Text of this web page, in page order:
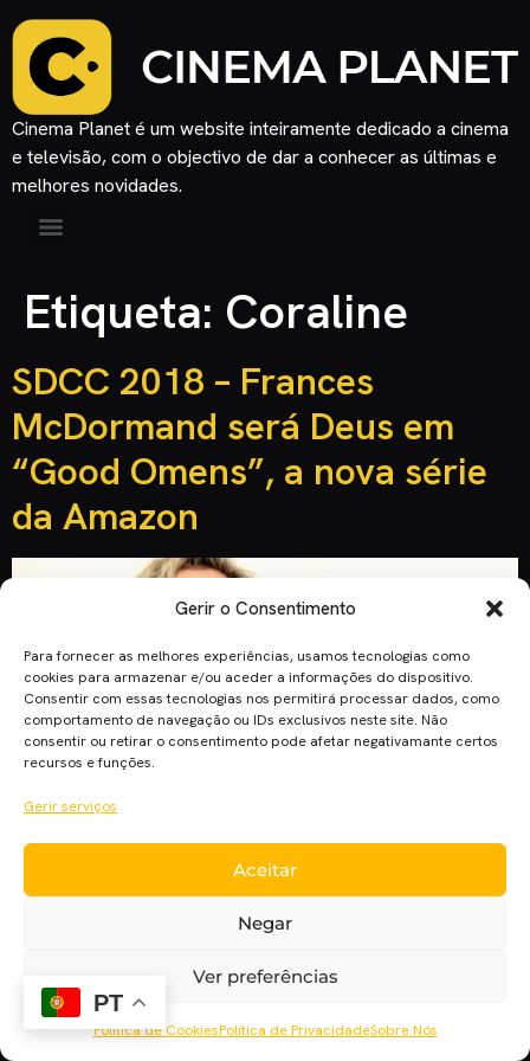
Gerir o Consentimento
Para fornecer as melhores experiências, usamos tecnologias como
cookies para armazenar e/ou aceder a informações do dispositivo.
Consentir com essas tecnologias nos permitirá processar dados, como
comportamento de navegação ou IDs exclusivos neste site. Não
consentir ou retirar o consentimento pode afetar negativamante certos
recursos e funções.
Gerir serviços
Aceitar
Negar
Ver preferências
Política de CookiesPolítica de PrivacidadeSobre Nós
Cinema Planet é um website inteiramente dedicado a cinema
e televisão, com o objectivo de dar a conhecer as últimas e
melhores novidades.
Etiqueta: Coraline
SDCC 2018 – Frances
McDormand será Deus em
“Good Omens”, a nova série
da Amazon
A mais recente vencedora do Óscar de Melhor Atriz dará a
voz a Deus na nova série de terror e fantasia da Amazon e da
BBC. A atriz americana foi confirmada na série “Good
Omens” na passada sexta-feira, na Comic Con de São Diego.
PT